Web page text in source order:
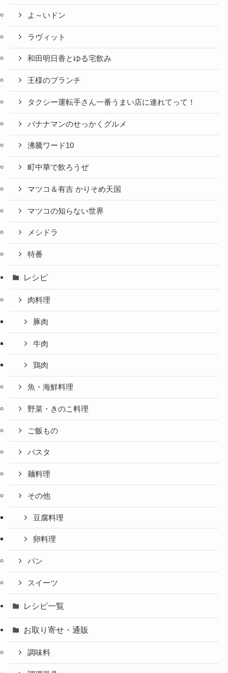
よ～いドン
ラヴィット
和田明日香とゆる宅飲み
王様のブランチ
タクシー運転手さん一番うまい店に連れてって！
バナナマンのせっかくグルメ
沸騰ワード10
町中華で飲ろうぜ
マツコ＆有吉 かりそめ天国
マツコの知らない世界
メシドラ
特番
レシピ
肉料理
豚肉
牛肉
鶏肉
魚・海鮮料理
野菜・きのこ料理
ご飯もの
パスタ
麺料理
その他
豆腐料理
卵料理
パン
スイーツ
レシピ一覧
お取り寄せ・通販
調味料